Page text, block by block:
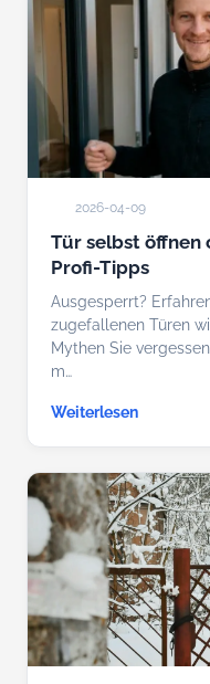
2026-04-09
Tür selbst öffnen
Profi-Tipps
Ausgesperrt?
zugefallenen Türen
Mythen Sie
m…
Weiterlesen